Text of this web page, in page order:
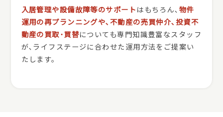
入居管理や設備故障等のサポートはもちろん､ 物件
運用の再プランニングや､不動産の売買仲介､投資不
動産の買取･買替についても専門知識豊富なスタッフ
が､ライフステージに合わせた運用方法をご提案い
たします。